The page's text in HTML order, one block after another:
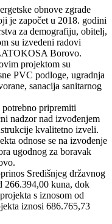
obnove zgrade
je započet u 2018. godini
za demografiju, obitelj,
su izvedeni radovi
Borovo.
projektom su
PVC podloge, ugradnja
sanacija sanitarnog
pripremiti
nadzor nad izvođenjem
kvalitetno izveli.
odnose se na izvođenje
ugodnog za boravak
Središnjeg državnog
266.394,00 kuna, dok
s iznosom od
iznosi 686.765,73